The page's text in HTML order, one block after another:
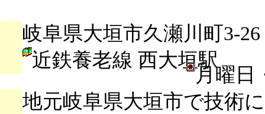
岐阜県大垣市久瀬川町3-26
近鉄養老線 西大垣駅
月曜
地元岐阜県大垣市で技術